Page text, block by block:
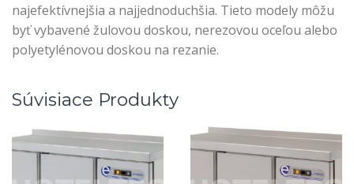
najefektívnejšia a najjednoduchšia. Tieto modely môžu
byť vybavené žulovou doskou, nerezovou oceľou alebo
polyetylénovou doskou na rezanie.
Súvisiace Produkty